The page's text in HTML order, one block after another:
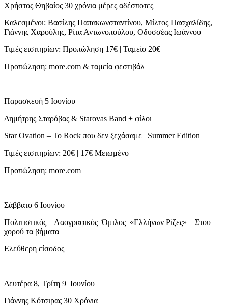
Χρήστος Θηβαίος 30 χρόνια μέρες αδέσποτες
Καλεσμένοι: Βασίλης Παπακωνσταντίνου, Μίλτος Πασχαλίδης,
Γιάννης Χαρούλης, Ρίτα Αντωνοπούλου, Οδυσσέας Ιωάννου
Τιμές εισιτηρίων: Προπώληση 17€ | Ταμείο 20€
Προπώληση: more.com & ταμεία φεστιβάλ
Παρασκευή 5 Ιουνίου
Δημήτρης Σταρόβας & Starovas Band + φίλοι
Star Ovation – Το Rock που δεν ξεχάσαμε | Summer Edition
Τιμές εισιτηρίων: 20€ | 17€ Μειωμένο
Προπώληση: more.com
Σάββατο 6 Ιουνίου
Πολιτιστικός – Λαογραφικός Όμιλος «Ελλήνων Ρίζες» – Στου
χορού τα βήματα
Ελεύθερη είσοδος
Δευτέρα 8, Τρίτη 9 Ιουνίου
Γιάννης Κότσιρας 30 Χρόνια